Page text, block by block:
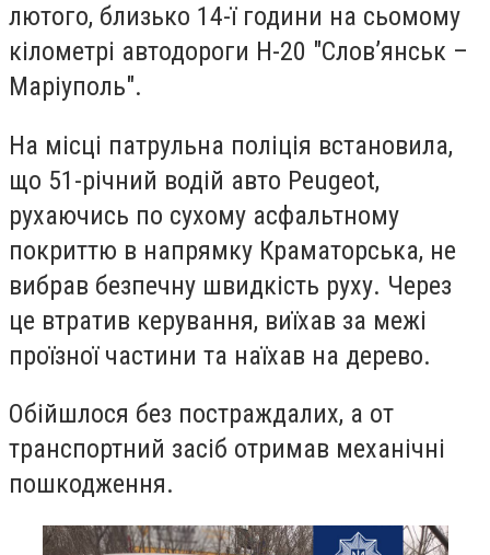
лютого, близько 14-ї години на сьомому
кілометрі автодороги Н-20 "Слов’янськ –
Маріуполь".
На місці патрульна поліція встановила,
що 51-річний водій авто Peugeot,
рухаючись по сухому асфальтному
покриттю в напрямку Краматорська, не
вибрав безпечну швидкість руху. Через
це втратив керування, виїхав за межі
проїзної частини та наїхав на дерево.
Обійшлося без постраждалих, а от
транспортний засіб отримав механічні
пошкодження.